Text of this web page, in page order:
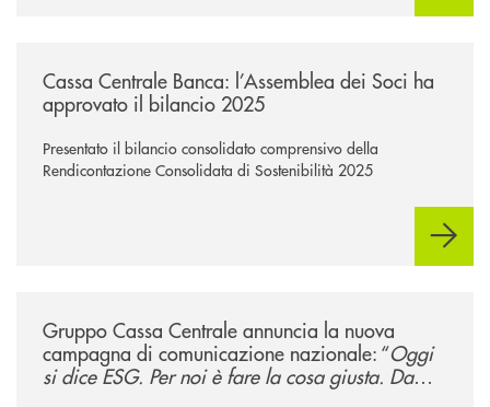
Cassa Centrale Banca: l’Assemblea dei Soci ha
approvato il bilancio 2025
Presentato il bilancio consolidato comprensivo della
Rendicontazione Consolidata di Sostenibilità 2025
Gruppo Cassa Centrale annuncia la nuova
campagna di comunicazione nazionale: “Oggi
si dice ESG. Per noi è fare la cosa giusta. Da